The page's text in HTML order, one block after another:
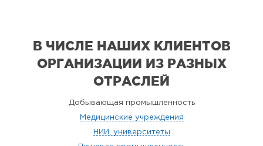
В ЧИСЛЕ НАШИХ КЛИЕНТОВ
ОРГАНИЗАЦИИ ИЗ РАЗНЫХ
ОТРАСЛЕЙ
Добывающая промышленность
Медицинские учреждения
НИИ, университеты